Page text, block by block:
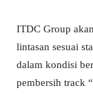
ITDC Group
lintasan sesuai
dalam kondisi
pembersih track